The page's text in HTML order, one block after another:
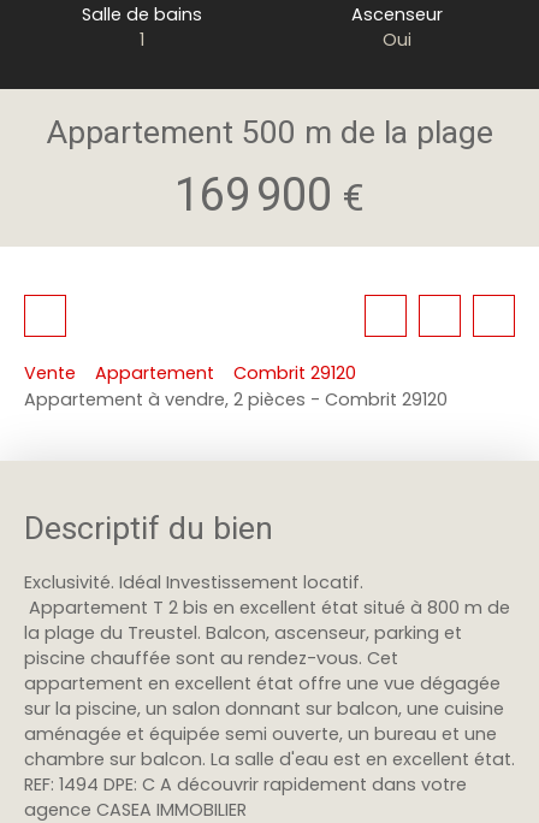
Salle de bains
1
Ascenseur
Oui
Appartement 500 m de la plage
169 900 €
Vente Appartement
Combrit 29120
Appartement à vendre, 2 pièces - Combrit 29120
Descriptif du bien
Exclusivité. Idéal Investissement locatif.
Appartement T 2 bis en excellent état situé à 800 m de
la plage du Treustel. Balcon, ascenseur, parking et
piscine chauffée sont au rendez-vous. Cet
appartement en excellent état offre une vue dégagée
sur la piscine, un salon donnant sur balcon, une cuisine
aménagée et équipée semi ouverte, un bureau et une
chambre sur balcon. La salle d'eau est en excellent état.
REF: 1494 DPE: C A découvrir rapidement dans votre
agence CASEA IMMOBILIER